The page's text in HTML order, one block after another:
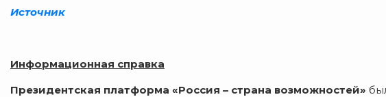
Источник
Информационная справка
Президентская платформа «Россия – страна возможностей»